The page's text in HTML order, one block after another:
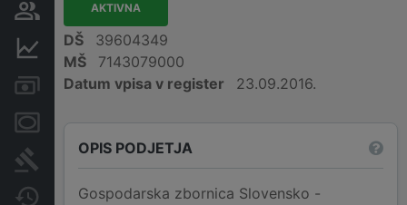
Odgovorne osebe in lastništvo
Finančni podatki
Računi in blokade
Zastavne pravice
Spremembe
AKTIVNA
DŠ
39604349
MŠ
7143079000
Datum vpisa v register
23.09.2016.
OPIS PODJETJA
Gospodarska zbornica Slovensko -